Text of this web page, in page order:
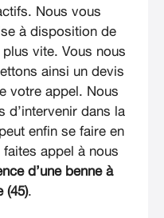
Nous vous
à disposition de
vite. Vous nous
ainsi un devis
votre appel. Nous
d’intervenir dans la
enfin se faire en
faites appel à nous
d’une benne à
(45).